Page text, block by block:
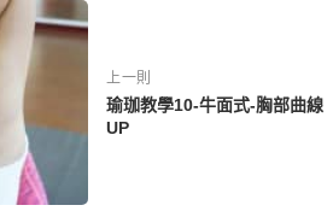
上一則
瑜珈教學10-牛面式-胸部曲線
UP